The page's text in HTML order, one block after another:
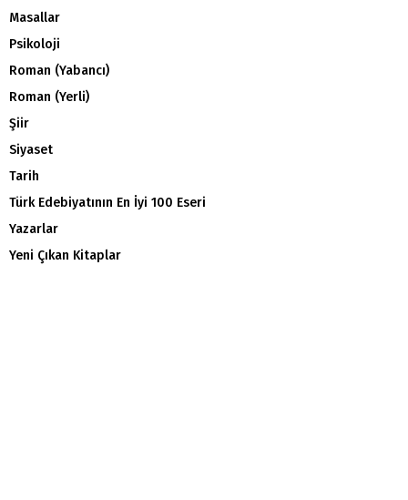
Masallar
Psikoloji
Roman (Yabancı)
Roman (Yerli)
Şiir
Siyaset
Tarih
Türk Edebiyatının En İyi 100 Eseri
Yazarlar
Yeni Çıkan Kitaplar